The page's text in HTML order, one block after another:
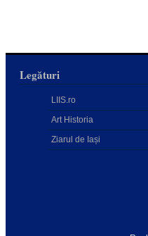
Legături
LIIS.ro
Art Historia
Ziarul de Iași